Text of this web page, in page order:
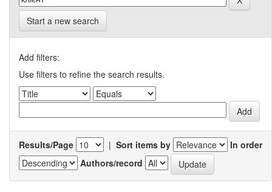
Start a new search
Add filters:
Use filters to refine the search results.
Results/Page | Sort items by
In order
Authors/record